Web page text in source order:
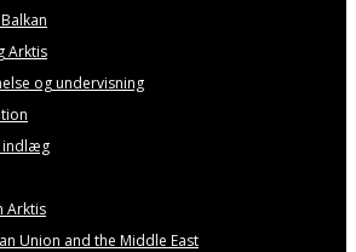
Arktis
og undervisning
indlæg
Arktis
Union and the Middle East